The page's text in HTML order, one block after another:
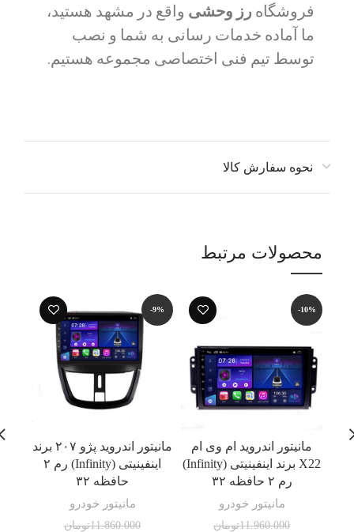
فروشگاه رز وحشی واقع در مشهد هستید،
ما آماده خدمات رسانی به شما و نصب
توسط تیم فنی اختصاصی مجموعه هستیم.
نحوه سفارش کالا
محصولات مرتبط
-10%
مانیتور اندروید ام وی ام
X22 برند اینفینیتی (Infinity)
رم ۲ حافظه ۳۲
مانیتور خودرو
11.960.000تومان
-9%
مانیتور اندروید پژو ۲۰۷ برند
اینفینیتی (Infinity) رم ۲
حافظه ۳۲
مانیتور خودرو
11.860.000تومان